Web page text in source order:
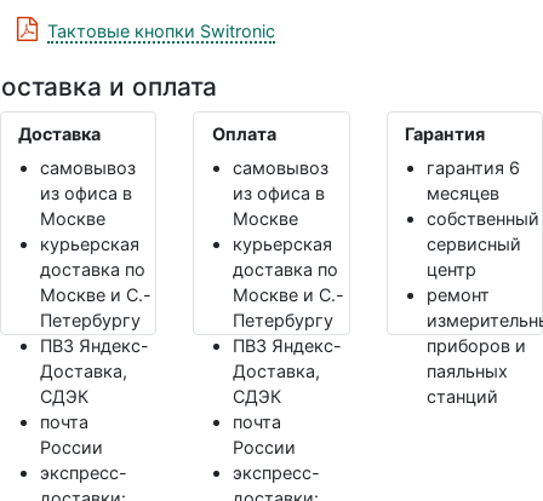
Тактовые кнопки Switronic
и оплата
Доставка
самовывоз
из офиса в
Москве
курьерская
доставка по
Москве и С.-
Петербургу
ПВЗ Яндекс-
Доставка,
СДЭК
почта
России
экспресс-
Оплата
самовывоз
из офиса в
Москве
курьерская
доставка по
Москве и С.-
Петербургу
ПВЗ Яндекс-
Доставка,
СДЭК
почта
России
экспресс-
Гарантия
гарантия 6
месяцев
собственный
сервисный
центр
ремонт
приборов и
паяльных
станций